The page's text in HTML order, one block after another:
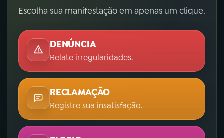
Escolha sua manifestação em apenas um clique.
DENÚNCIA
Relate irregularidades.
RECLAMAÇÃO
Registre sua insatisfação.